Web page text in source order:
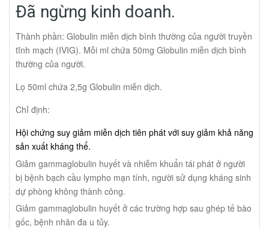
Đã ngừng kinh doanh.
Thành phần: Globulin miễn dịch bình thường của người truyền
tĩnh mạch (IVIG). Mỗi ml chứa 50mg Globulin miễn dịch bình
thường của người.
Lọ 50ml chứa 2,5g Globulin miễn dịch.
Chỉ định:
Hội chứng suy giảm miễn dịch tiên phát với suy giảm khả năng
sản xuất kháng thể.
Giảm gammaglobulin huyết và nhiễm khuẩn tái phát ở người
bị bệnh bạch cầu lympho mạn tính, người sử dụng kháng sinh
dự phòng không thành công.
Giảm gammaglobulin huyết ở các trường hợp sau ghép tế bào
gốc, bệnh nhân đa u tủy.